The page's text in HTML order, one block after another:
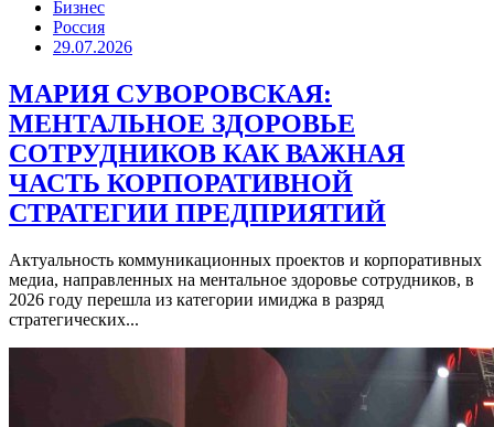
Бизнес
Россия
29.07.2026
МАРИЯ СУВОРОВСКАЯ:
МЕНТАЛЬНОЕ ЗДОРОВЬЕ
СОТРУДНИКОВ КАК ВАЖНАЯ
ЧАСТЬ КОРПОРАТИВНОЙ
СТРАТЕГИИ ПРЕДПРИЯТИЙ
Актуальность коммуникационных проектов и корпоративных
медиа, направленных на ментальное здоровье сотрудников, в
2026 году перешла из категории имиджа в разряд
стратегических...